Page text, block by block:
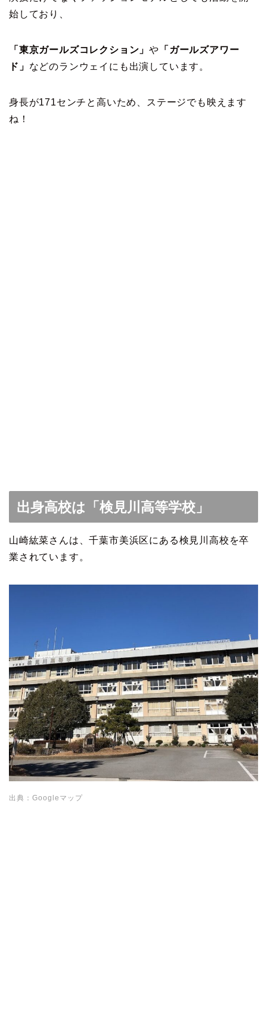
始しており、
「東京ガールズコレクション」や 「ガールズアワー
ド」 などのランウェイにも出演しています。
身長が171センチと高いため、ステージでも映えます
ね！
出身高校は「検見川高等学校」
山崎紘菜さんは、千葉市美浜区にある検見川高校を卒
業されています。
出典：Googleマップ